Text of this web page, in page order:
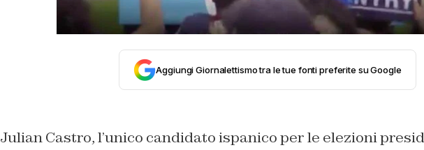
Aggiungi Giornalettismo tra le tue fonti preferite su Google
Julian Castro, l’unico candidato ispanico per le elezioni